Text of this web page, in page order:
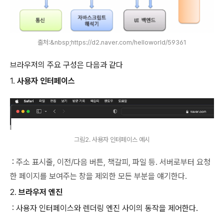
출처:&nbsp;https://d2.naver.com/helloworld/59361
브라우저의 주요 구성은 다음과 같다
1. 사용자 인터페이스
그림2. 사용자 인터페이스 예시
: 주소 표시줄, 이전/다음 버튼, 책갈피, 파일 등. 서버로부터 요청
한 페이지를 보여주는 창을 제외한 모든 부분을 얘기한다.
2. 브라우저 엔진
: 사용자 인터페이스와 렌더링 엔진 사이의 동작을 제어한다.